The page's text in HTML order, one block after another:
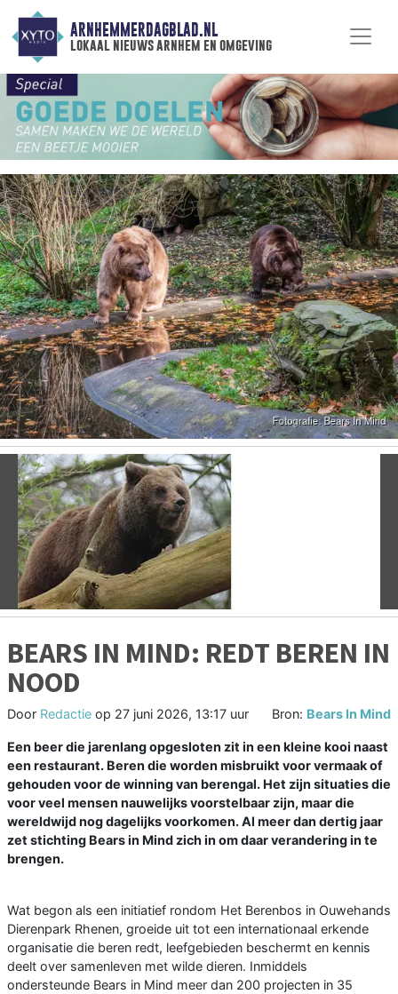
ARNHEMMERDAGBLAD.NL
lokaal nieuws arnhem en omgeving
Vorige
BEARS IN MIND: REDT BEREN IN
NOOD
Door Redactie op 27 juni 2026, 13:17 uur Bron: Bears In Mind
Een beer die jarenlang opgesloten zit in een kleine kooi naast
een restaurant. Beren die worden misbruikt voor vermaak of
gehouden voor de winning van berengal. Het zijn situaties die
voor veel mensen nauwelijks voorstelbaar zijn, maar die
wereldwijd nog dagelijks voorkomen. Al meer dan dertig jaar
zet stichting Bears in Mind zich in om daar verandering in te
brengen.
Wat begon als een initiatief rondom Het Berenbos in Ouwehands
Dierenpark Rhenen, groeide uit tot een internationaal erkende
organisatie die beren redt, leefgebieden beschermt en kennis
deelt over samenleven met wilde dieren. Inmiddels
ondersteunde Bears in Mind meer dan 200 projecten in 35